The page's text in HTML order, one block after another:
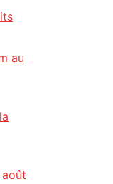
au